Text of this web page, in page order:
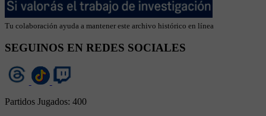
Tu colaboración ayuda a mantener este archivo histórico en línea
SEGUINOS EN REDES SOCIALES
Partidos Jugados: 400